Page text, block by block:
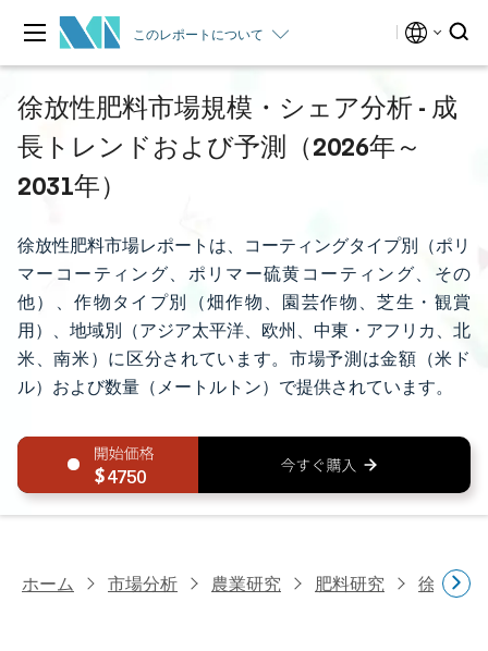
このレポートについて
徐放性肥料市場規模・シェア分析 - 成
長トレンドおよび予測（2026年～
2031年）
徐放性肥料市場レポートは、コーティングタイプ別（ポリ
マーコーティング、ポリマー硫黄コーティング、その
他）、作物タイプ別（畑作物、園芸作物、芝生・観賞
用）、地域別（アジア太平洋、欧州、中東・アフリカ、北
米、南米）に区分されています。市場予測は金額（米ド
ル）および数量（メートルトン）で提供されています。
4750
ホーム 市場分析 農業研究 肥料研究 徐放性